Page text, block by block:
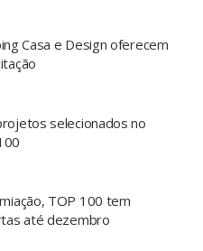
Casa e Design oferecem
selecionados no
TOP 100 tem
até dezembro